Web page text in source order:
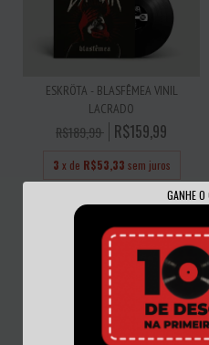
GANHE
ESKRÖTA - BLASFÊMEA VINIL
LACRADO
R$189,99 R$159,99
3 x de R$53,33 sem juros